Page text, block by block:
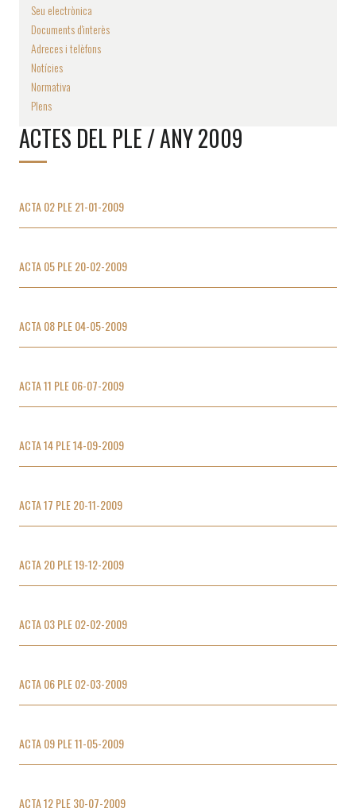
Seu electrònica
Documents d'interès
Adreces i telèfons
Notícies
Normativa
Plens
ACTES DEL PLE / ANY 2009
ACTA 02 PLE 21-01-2009
ACTA 05 PLE 20-02-2009
ACTA 08 PLE 04-05-2009
ACTA 11 PLE 06-07-2009
ACTA 14 PLE 14-09-2009
ACTA 17 PLE 20-11-2009
ACTA 20 PLE 19-12-2009
ACTA 03 PLE 02-02-2009
ACTA 06 PLE 02-03-2009
ACTA 09 PLE 11-05-2009
ACTA 12 PLE 30-07-2009